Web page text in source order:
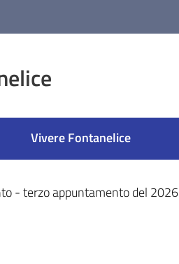
Vivere Fontanelice
- terzo appuntamento del 2026